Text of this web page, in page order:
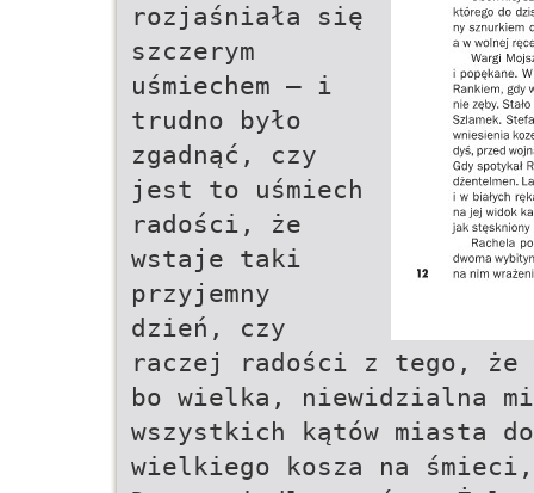
rozjaśniała się
szczerym
uśmiechem – i
trudno było
zgadnąć, czy
jest to uśmiech
radości, że
wstaje taki
przyjemny
dzień, czy
raczej radości z tego,
bo wielka, niewidzialna
wszystkich kątów miasta do
wielkiego kosza na